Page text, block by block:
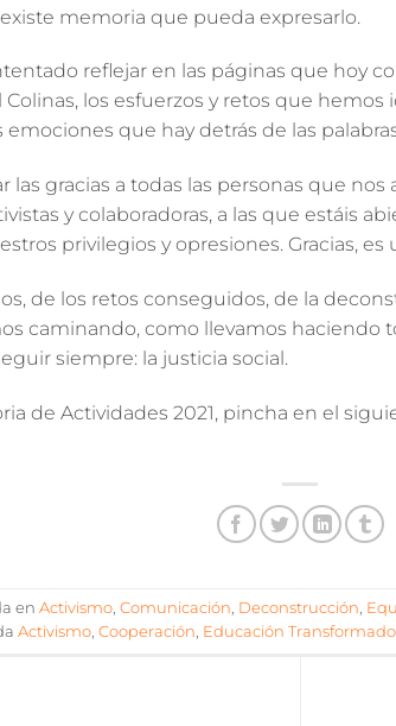
memoria que pueda expresarlo.
reflejar en las páginas que hoy
Colinas, los esfuerzos y retos que
emociones que hay detrás de las
las gracias a todas las personas que
y colaboradoras, a las que estáis
privilegios y opresiones. Gracias,
de los retos conseguidos, de la
caminando, como llevamos haciendo
siempre: la justicia social.
de Actividades 2021, pincha en el
en Activismo, Comunicación, Deconstrucción,
Activismo, Cooperación, Educación